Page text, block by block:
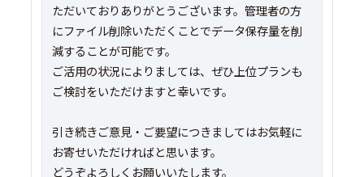
ただいておりありがとうございます。管理者の方
にファイル削除いただくことでデータ保存量を削
減することが可能です。
ご活用の状況によりましては、ぜひ上位プランも
ご検討をいただけますと幸いです。
引き続きご意見・ご要望につきましてはお気軽に
お寄せいただければと思います。
どうぞよろしくお願いいたします。